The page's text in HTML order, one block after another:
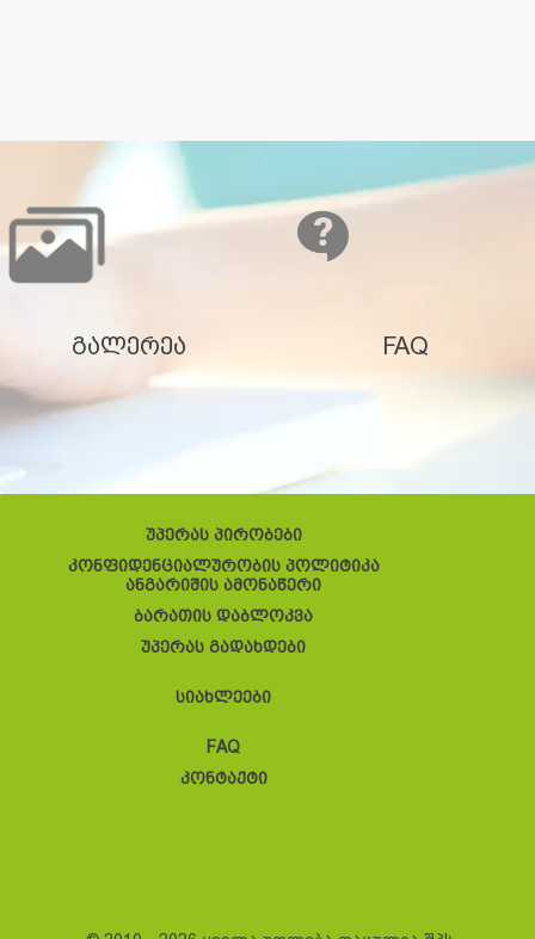
გალერეა FAQ
უპერას პირობები
კონფიდენციალურობის პოლიტიკა
ანგარიშის ამონაწერი
ბარათის დაბლოკვა
უპერას გადახდები
სიახლეები
FAQ
კონტაქტი